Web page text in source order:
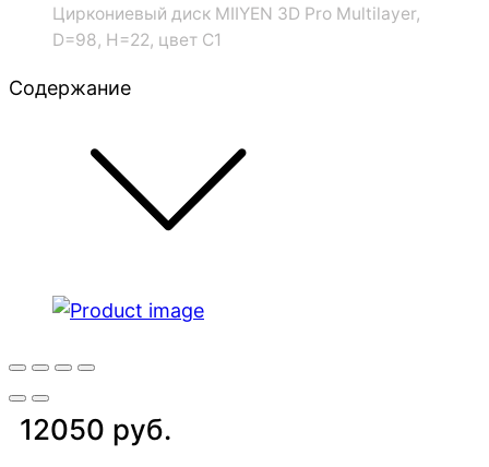
Циркониевый диск MIIYEN 3D Pro Multilayer,
D=98, H=22, цвет C1
Содержание
12050 руб.